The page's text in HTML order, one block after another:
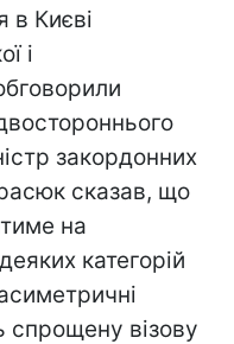
в Києві
і
закордонних
сказав, що
на
категорій
візову